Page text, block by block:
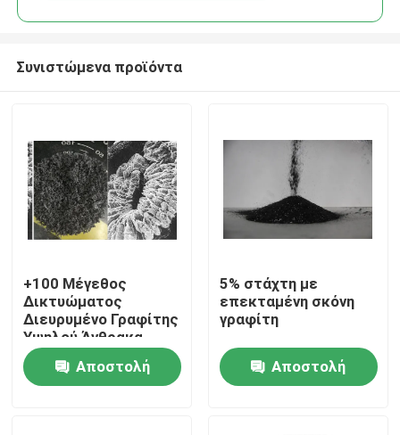
Συνιστώμενα προϊόντα
+100 Μέγεθος
Δικτυώματος
Διευρυμένο Γραφίτης
Υψηλού Άνθρακα
Αποστολή
5% στάχτη με
επεκταμένη σκόνη
γραφίτη
Αποστολή